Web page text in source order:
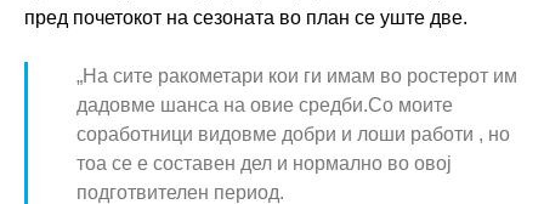
пред почетокот на сезоната во план се уште две.
„На сите ракометари кои ги имам во ростерот им
дадовме шанса на овие средби.Со моите
соработници видовме добри и лоши работи , но
тоа се е составен дел и нормално во овој
подготвителен период.